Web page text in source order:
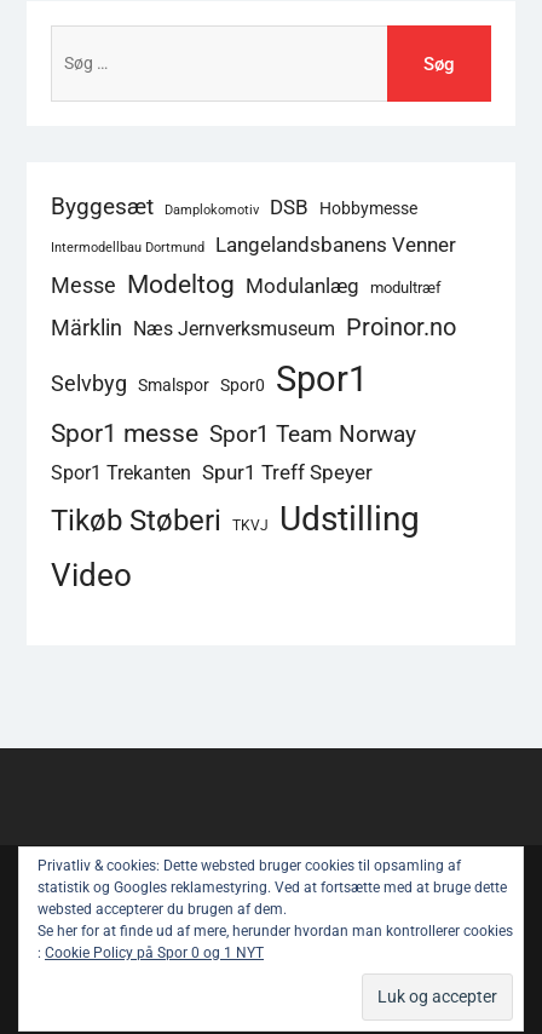
efter:
Byggesæt Damplokomotiv DSB Hobbymesse
Intermodellbau Dortmund
Langelandsbanens Venner
Messe Modeltog Modulanlæg modultræf
Märklin Næs Jernverksmuseum Proinor.no
Selvbyg Smalspor Spor0 Spor1
Spor1 messe Spor1 Team Norway
Spor1 Trekanten Spur1 Treff Speyer
Tikøb Støberi TKVJ Udstilling
Video
Copyright © All rights reserved.
Spor 1 Nyt – Youtube
Privatlivspolitik
Om Spor 1 NYT
WEN Themes
Privatliv & cookies: Dette websted bruger cookies til opsamling af
statistik og Googles reklamestyring. Ved at fortsætte med at bruge dette
websted accepterer du brugen af ​​dem.
Se her for at finde ud af mere, herunder hvordan man kontrollerer cookies
: Cookie Policy på Spor 0 og 1 NYT